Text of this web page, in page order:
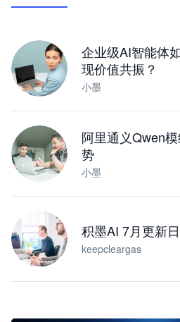
企业级AI智能体
现价值共振？
小墨
阿里通义Qwen
势
小墨
积墨AI 7月更新
keepcleargas